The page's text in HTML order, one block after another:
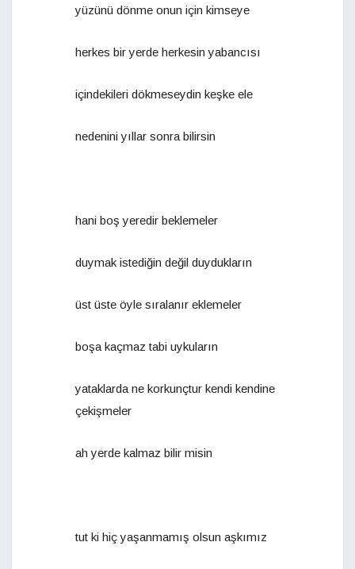
yüzünü dönme onun için kimseye
herkes bir yerde herkesin yabancısı
içindekileri dökmeseydin keşke ele
nedenini yıllar sonra bilirsin
hani boş yeredir beklemeler
duymak istediğin değil duydukların
üst üste öyle sıralanır eklemeler
boşa kaçmaz tabi uykuların
yataklarda ne korkunçtur kendi kendine
çekişmeler
ah yerde kalmaz bilir misin
tut ki hiç yaşanmamış olsun aşkımız